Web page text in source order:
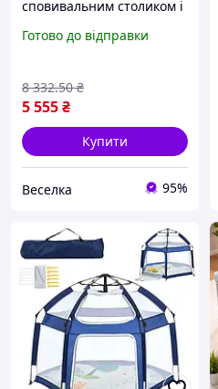
сповивальним столиком і
та ігор до 3 років FLAME
Готово до відправки
5 555₴
8 332.50 ₴
Купити
Веселка 95%